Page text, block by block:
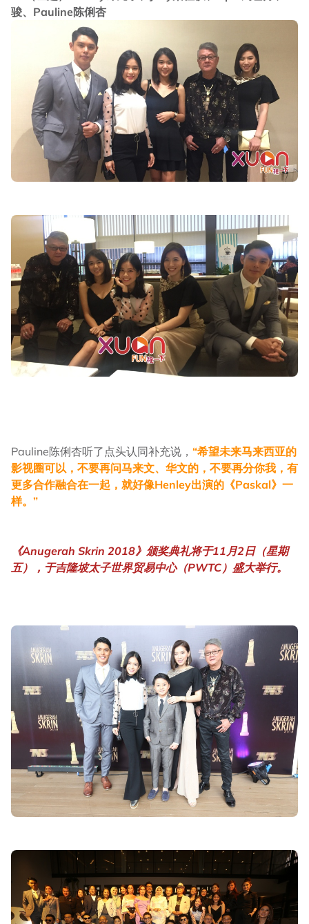
骏、Pauline陈俐杏
Pauline陈俐杏听了点头认同补充说， “希望未来马来西亚的
影视圈可以，不要再问马来文、华文的，不要再分你我，有
更多合作融合在一起，就好像Henley出演的《Paskal》一
样。”
《Anugerah Skrin 2018》颁奖典礼将于11月2日（星期
五），于吉隆坡太子世界贸易中心（PWTC）盛大举行。